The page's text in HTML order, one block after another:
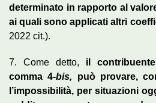
determinato in rapporto al
ai quali sono applicati altri
2022 cit.).
7. Come detto, il
comma 4-bis, può provare,
l’impossibilità, per situazioni